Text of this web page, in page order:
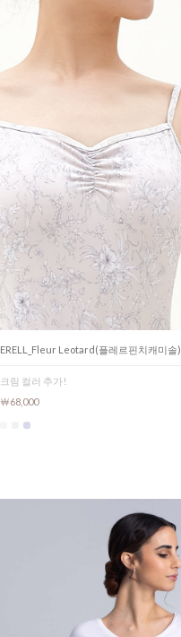
ERELL_Fleur Leotard(플레르핀치캐미솔)
크림 컬러 추가!
￦68,000